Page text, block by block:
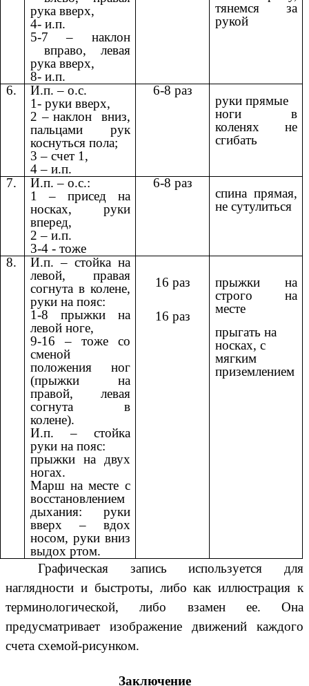
рука вверх,
4- и.п.
5-7 – наклон
вправо, левая
рука вверх,
8- и.п.
тянемся за
рукой
6.
И.п. – о.с.
1- руки вверх,
2 – наклон вниз,
пальцами рук
коснуться пола;
3 – счет 1,
4 – и.п.
6-8 раз
руки прямые
ноги в
коленях не
сгибать
7.
И.п. – о.с.:
1 – присед на
носках, руки
вперед,
2 – и.п.
3-4 - тоже
6-8 раз
спина прямая,
не сутулиться
8.
И.п. – стойка на
левой, правая
согнута в колене,
руки на пояс:
1-8 прыжки на
левой ноге,
9-16 – тоже со
сменой
положения ног
(прыжки на
правой, левая
согнута в
колене).
И.п. – стойка
руки на пояс:
прыжки на двух
ногах.
Марш на месте с
восстановлением
дыхания: руки
вверх – вдох
носом, руки вниз
выдох ртом.
16 раз
16 раз
прыжки на
строго на
месте
прыгать на
носках, с
мягким
приземлением
Графическая запись используется для
наглядности и быстроты, либо как иллюстрация к
терминологической, либо взамен ее. Она
предусматривает изображение движений каждого
счета схемой-рисунком.
Заключение